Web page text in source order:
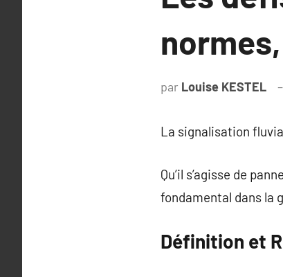
par Louise KESTEL
La signalisation
Qu’il s’agisse de
fondamental dans la
Définition et